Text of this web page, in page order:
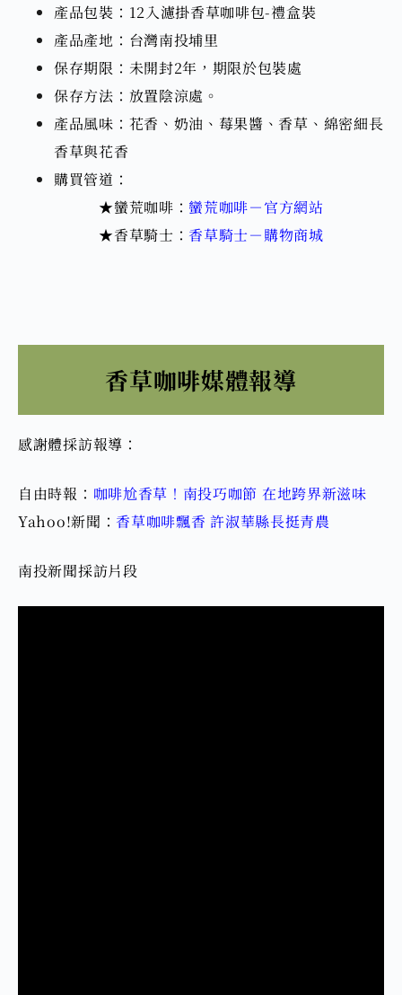
產品包裝：12入濾掛香草咖啡包-禮盒裝
產品產地：台灣南投埔里
保存期限：未開封2年，期限於包裝處
保存方法：放置陰涼處。
產品風味：花香、奶油、莓果醬、香草、綿密細長
香草與花香
購買管道：
★蠻荒咖啡： 蠻荒咖啡－官方網站
★香草騎士： 香草騎士－購物商城
香草咖啡媒體報導
感謝體採訪報導：
自由時報： 咖啡尬香草！南投巧咖節 在地跨界新滋味
Yahoo!新聞： 香草咖啡飄香 許淑華縣長挺青農
南投新聞採訪片段